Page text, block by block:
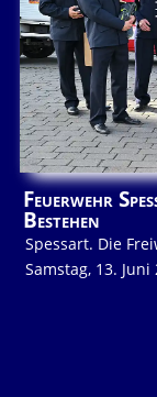
Feuerwehr
Bestehen
Spessart. Die
Samstag, 13.